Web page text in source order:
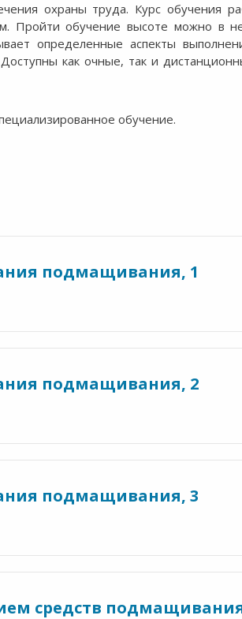
охраны труда. Курс обучения
Пройти обучение высоте можно в
определенные аспекты
как очные, так и
обучение.
подмащивания, 1
подмащивания, 2
подмащивания, 3
средств